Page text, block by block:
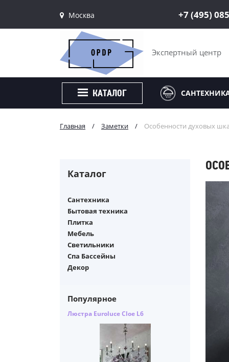
Москва
Санкт-Петербург
Москва
+7 (495)
Экспертный центр
КАТАЛОГ
Главная / Заметки / Особенности духовых
Каталог
Сантехника
Бытовая техника
Плитка
Мебель
Светильники
Спа Бассейны
Декор
Популярное
Люстра Euroluce Cloe L6